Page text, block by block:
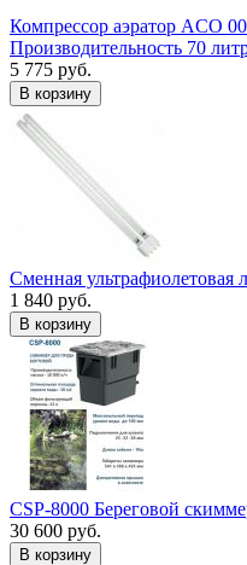
Компрессор аэратор ACO
Производительность 70
5 775 руб.
В корзину
Сменная ультрафиолетовая
1 840 руб.
В корзину
CSP-8000 Береговой
30 600 руб.
В корзину